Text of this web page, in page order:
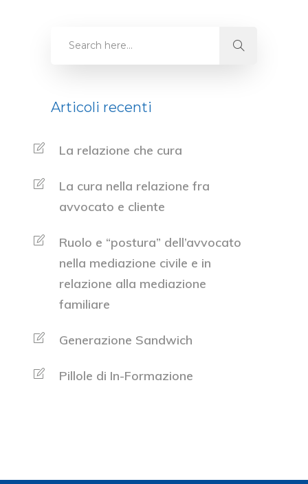
Articoli recenti
La relazione che cura
La cura nella relazione fra
avvocato e cliente
Ruolo e “postura” dell’avvocato
nella mediazione civile e in
relazione alla mediazione
familiare
Generazione Sandwich
Pillole di In-Formazione